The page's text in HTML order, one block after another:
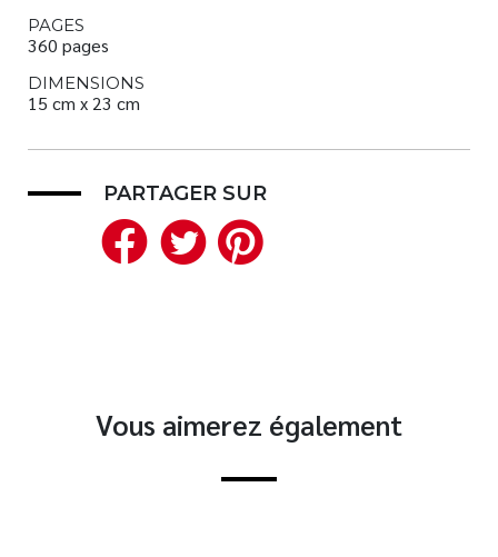
PAGES
360 pages
DIMENSIONS
15 cm x 23 cm
PARTAGER SUR
Facebook
Twitter
Vous aimerez également